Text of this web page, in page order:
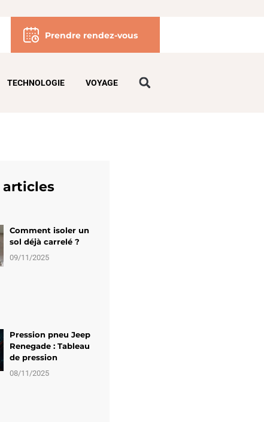
Prendre rendez-vous
TECHNOLOGIE VOYAGE
articles
Comment isoler un
sol déjà carrelé ?
09/11/2025
Pression pneu Jeep
Renegade : Tableau
de pression
08/11/2025